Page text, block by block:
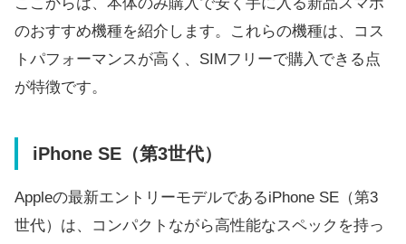
ここからは、本体のみ購入で安く手に入る新品スマホ
のおすすめ機種を紹介します。これらの機種は、コス
トパフォーマンスが高く、SIMフリーで購入できる点
が特徴です。
iPhone SE（第3世代）
Appleの最新エントリーモデルであるiPhone SE（第3
世代）は、コンパクトながら高性能なスペックを持っ